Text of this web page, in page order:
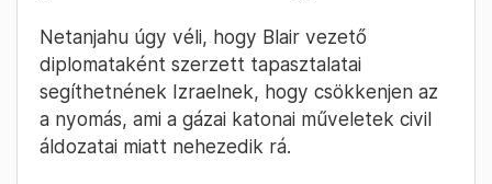
Netanjahu úgy véli, hogy Blair vezető
diplomataként szerzett tapasztalatai
segíthetnének Izraelnek, hogy csökkenjen az
a nyomás, ami a gázai katonai műveletek civil
áldozatai miatt nehezedik rá.